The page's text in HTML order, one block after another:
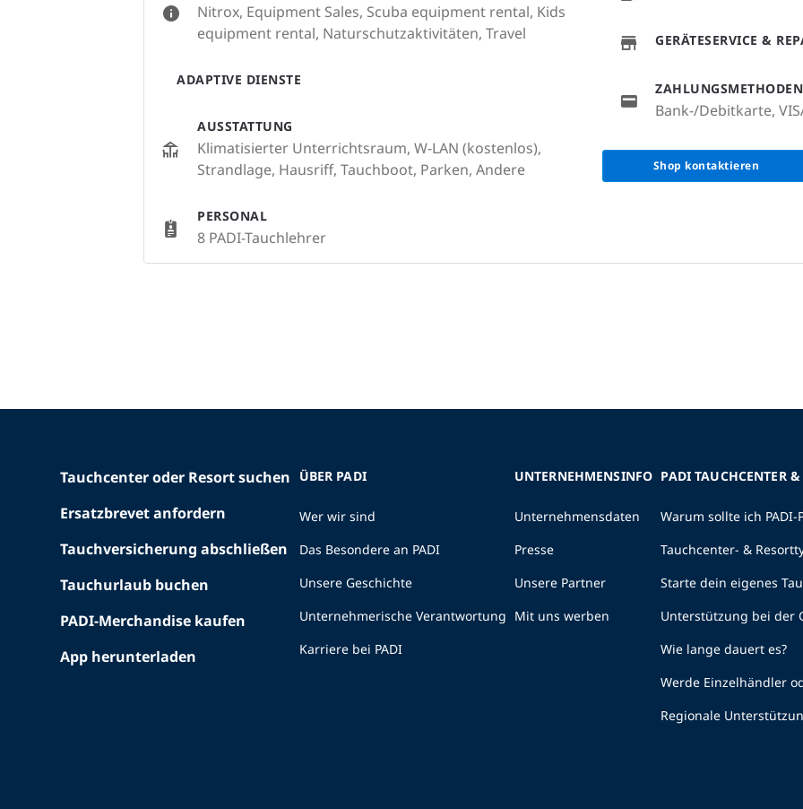
Nitrox, Equipment Sales, Scuba equipment rental, Kids
equipment rental, Naturschutzaktivitäten, Travel
ADAPTIVE DIENSTE
AUSSTATTUNG
Klimatisierter Unterrichtsraum, W-LAN (kostenlos),
Strandlage, Hausriff, Tauchboot, Parken, Andere
PERSONAL
8 PADI-Tauchlehrer
GERÄTESERVICE &
ZAHLUNGSMETHODEN
Bank-/Debitkarte,
Shop kontaktieren
Tauchcenter oder Resort suchen
Ersatzbrevet anfordern
Tauchversicherung abschließen
Tauchurlaub buchen
PADI-Merchandise kaufen
App herunterladen
ÜBER PADI
Wer wir sind
Das Besondere an PADI
Unsere Geschichte
Unternehmerische Verantwortung
Karriere bei PADI
UNTERNEHMENSINFO
Unternehmensdaten
Presse
Unsere Partner
Mit uns werben
PADI TAUCHCENTER &
Warum sollte ich
Tauchcenter- &
Starte dein eigenes
Unterstützung bei der
Wie lange dauert es?
Werde Einzelhändler
Regionale